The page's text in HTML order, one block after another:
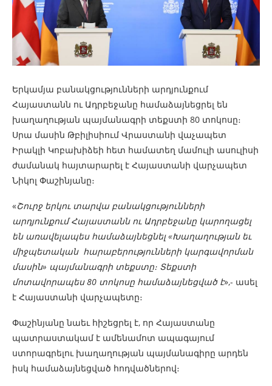
Երկամյա բանակցությունների արդյունքում
Հայաստանն ու Ադրբեջանը համաձայնեցրել են
խաղաղության պայմանագրի տեքստի 80 տոկոսը։
Սրա մասին Թբիլիսիում Վրաստանի վաչապետ
Իրակլի Կոբախիձեի հետ համատեղ մամուլի ասուլիսի
ժամանակ հայտարարել է Հայաստանի վարչապետ
Նիկոլ Փաշինյանը։
«Շուրջ երկու տարվա բանակցությունների
արդյունքում Հայաստանն ու Ադրբեջանը կարողացել
են առավելապես համաձայնեցնել «Խաղաղության եւ
միջպետական հարաբերությունների կարգավորման
մասին» պայմանագրի տեքստը։ Տեքստի
մոտավորապես 80 տոկոսը համաձայնեցված է»,- ասել
է Հայաստանի վարչապետը։
Փաշինյանը նաեւ հիշեցրել է, որ Հայաստանը
պատրաստակամ է ամենամոտ ապագայում
ստորագրելու խաղաղության պայմանագիրը արդեն
իսկ համաձայնեցված հոդվածներով։